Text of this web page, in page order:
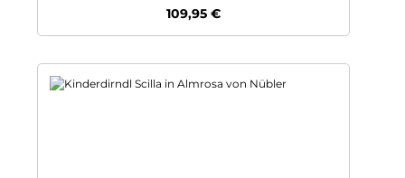
Regulärer Preis:
109,95 €